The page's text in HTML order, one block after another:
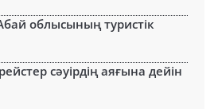
облысының туристік
сәуірдің аяғына дейін